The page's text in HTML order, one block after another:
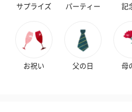
サプライズ パーティー 記
お祝い 父の日 母